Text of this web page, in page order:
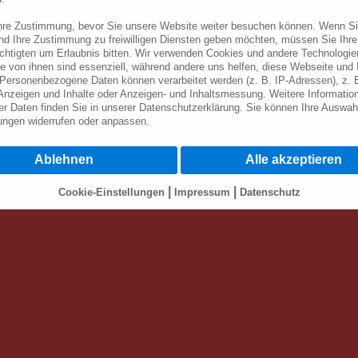
Zustimmung, bevor Sie unsere Website weiter besuchen können. Wenn
Ihre Zustimmung zu freiwilligen Diensten geben möchten, müssen Sie Ihre
um Erlaubnis bitten. Wir verwenden Cookies und andere
von ihnen sind essenziell, während andere uns helfen, diese Webseite und
Daten können verarbeitet werden (z. B. IP-Adressen), z.
und Inhalte oder Anzeigen- und Inhaltsmessung. Weitere
Daten finden Sie in unserer Datenschutzerklärung. Sie können Ihre
widerrufen oder anpassen.
Sie darauf hin, dass die Verarbeitung Ihrer Daten durch die Nutzung
Webseite in den USA durch Google, Facebook u. Youtube geschieht:
willigen Sie zugleich gem. Art. 49 Abs. 1 S. 1 lit. a DSGVO ein, dass
werden. Die USA werden vom Europäischen Gerichtshof als ein Land mit
Datenschutzniveau eingeschätzt. Es besteht das Risiko, dass
Ablehnen Alle akzeptieren
Cookie-Einstellungen Impressum Datenschutz